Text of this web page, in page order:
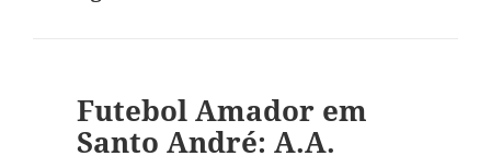
Futebol Amador em
Santo André: A.A.